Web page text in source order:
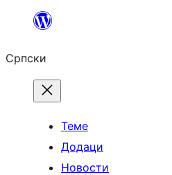
Скочи
садржај
Српски
Теме
Додаци
Новости